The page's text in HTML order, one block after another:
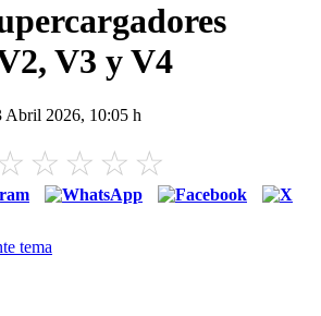
V3 y V4
2026, 10:05 h
☆ ☆ ☆ ☆
tema